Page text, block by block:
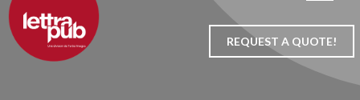
Skip
to
content
REQUEST A QUOTE!